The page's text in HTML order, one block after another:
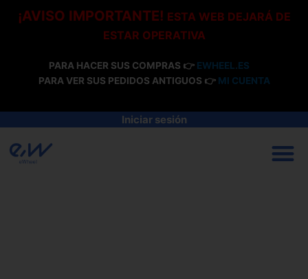
¡AVISO IMPORTANTE! ESTA WEB DEJARÁ DE
ESTAR OPERATIVA
PARA HACER SUS COMPRAS 👉 EWHEEL.ES
PARA VER SUS PEDIDOS ANTIGUOS 👉 MI CUENTA
Iniciar sesión